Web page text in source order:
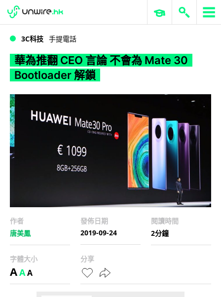
WWDC 2026 ERP 與商業 AI
3C科技 手提電話
華為推翻 CEO 言論 不會為 Mate 30
Bootloader 解鎖
作者
唐美鳳
發佈日期
2019-09-24
閱讀時間
2分鐘
字體大小
AAA
分享